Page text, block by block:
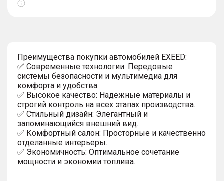
Показать
Преимущества покупки автомобилей EXEED:
✅ Современные технологии: Передовые
системы безопасности и мультимедиа для
комфорта и удобства.
✅ Высокое качество: Надежные материалы и
строгий контроль на всех этапах производства.
✅ Стильный дизайн: Элегантный и
запоминающийся внешний вид.
✅ Комфортный салон: Просторные и качественно
отделанные интерьеры.
✅ Экономичность: Оптимальное сочетание
мощности и экономии топлива.